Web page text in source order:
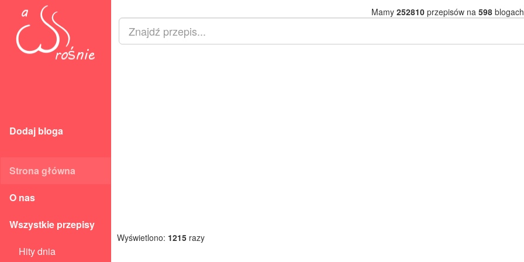
Dodaj bloga
Strona główna
O nas
Wszystkie przepisy
Hity dnia
Mamy 252810przepisów na 598
Wyświetlono: 1215 razy